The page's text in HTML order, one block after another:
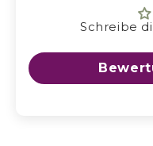
Schreibe